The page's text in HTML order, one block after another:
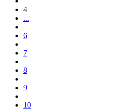
4
...
6
7
8
9
10